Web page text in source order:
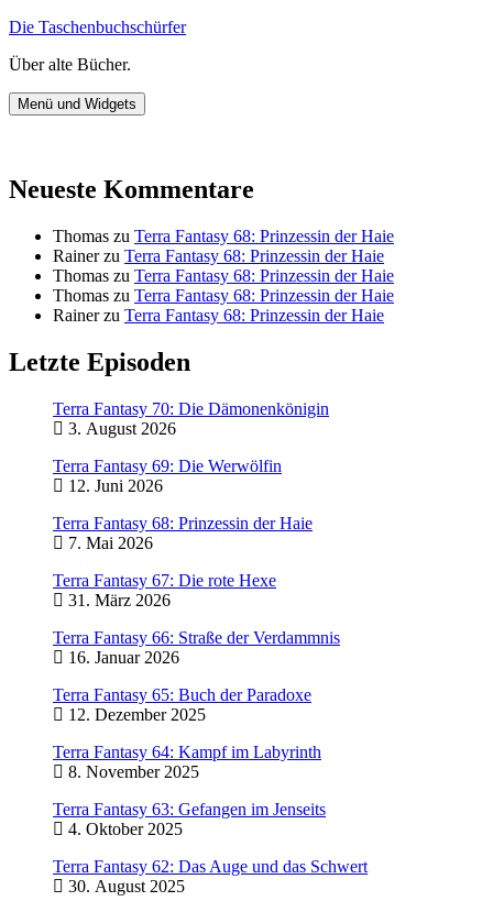
Zum
springen
Die Taschenbuchschürfer
Über alte Bücher.
Menü und Widgets
Neueste Kommentare
Thomas zu Terra Fantasy 68: Prinzessin der Haie
Rainerzu Terra Fantasy 68: Prinzessin der Haie
Thomas zu Terra Fantasy 68: Prinzessin der Haie
Thomas zu Terra Fantasy 68: Prinzessin der Haie
Rainerzu Terra Fantasy 68: Prinzessin der Haie
Letzte Episoden
Terra Fantasy 70: Die Dämonenkönigin
3. August 2026
Terra Fantasy 69: Die Werwölfin
12. Juni 2026
Terra Fantasy 68: Prinzessin der Haie
7. Mai 2026
Terra Fantasy 67: Die rote Hexe
31. März 2026
Terra Fantasy 66: Straße der Verdammnis
16. Januar 2026
Terra Fantasy 65: Buch der Paradoxe
12. Dezember 2025
Terra Fantasy 64: Kampf im Labyrinth
8. November 2025
Terra Fantasy 63: Gefangen im Jenseits
4. Oktober 2025
Terra Fantasy 62: Das Auge und das Schwert
30. August 2025